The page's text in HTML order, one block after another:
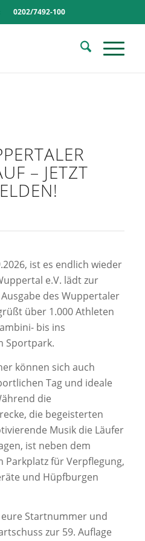
0202/7492-100
– JETZT
ist es endlich wieder
e.V. lädt zur
des Wuppertaler
über 1.000 Athleten
bis ins
Sportpark.
können sich auch
Tag und ideale
die
die begeisterten
Musik die Läufer
ist neben dem
Parkplatz für Verpflegung,
und Hüpfburgen
Startnummer und
zur 59. Auflage